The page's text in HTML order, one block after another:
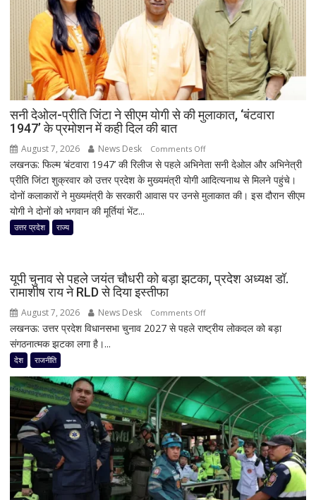
सनी देओल-प्रीति जिंटा ने सीएम योगी से की मुलाकात, ‘बंटवारा
1947’ के प्रमोशन में कही दिल की बात
August 7, 2026 News Desk Comments Offon
सनी
देओल-
प्रीति
की
1947’
में
कही
दिल
की
बात
लखनऊ: फिल्म ‘बंटवारा 1947’ की रिलीज से पहले अभिनेता सनी देओल और अभिनेत्री
प्रीति जिंटा शुक्रवार को उत्तर प्रदेश के मुख्यमंत्री योगी आदित्यनाथ से मिलने पहुंचे।
दोनों कलाकारों ने मुख्यमंत्री के सरकारी आवास पर उनसे मुलाकात की। इस दौरान सीएम
योगी ने दोनों को भगवान की मूर्तियां भेंट...
उत्तर प्रदेश राज्य
यूपी चुनाव से पहले जयंत चौधरी को बड़ा झटका, प्रदेश अध्यक्ष डॉ.
रामाशीष राय ने RLD से दिया इस्तीफा
August 7, 2026 News Desk Comments Offon
यूपी
जयंत
चौधरी
को
बड़ा
झटका,
प्रदेश
अध्यक्ष
लखनऊ: उत्तर प्रदेश विधानसभा चुनाव 2027 से पहले राष्ट्रीय लोकदल को बड़ा
संगठनात्मक झटका लगा है।...
देश राजनीति